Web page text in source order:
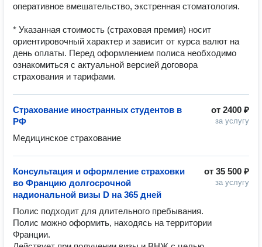
оперативное вмешательство, экстренная стоматология.
* Указанная стоимость (страховая премия) носит
ориентировочный характер и зависит от курса валют на
день оплаты. Перед оформлением полиса необходимо
ознакомиться с актуальной версией договора
страхования и тарифами.
от 2400 ₽
за услугу
Страхование иностранных студентов в
РФ
Медицинское страхование
от 35 500 ₽
за услугу
Консультация и оформление страховки
во Францию долгосрочной
надиональной визы D на 365 дней
Полис подходит для длительного пребывания.
Полис можно оформить, находясь на территории
Франции.